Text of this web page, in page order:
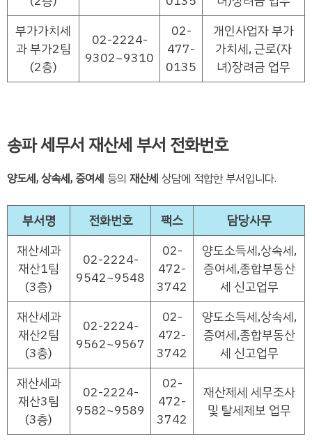
부가가치세
과 부가2팀
(2층)
02-2224-
9302~9310
02-
477-
0135
개인사업자 부가
가치세, 근로(자
녀)장려금 업무
송파 세무서 재산세 부서 전화번호
양도세, 상속세, 증여세 등의 재산세 상담에 적합한 부서입니다.
부서명 전화번호 팩스
담당사무
재산세과
재산1팀
(3층)
02-2224-
9542~9548
02-
472-
3742
양도소득세,상속세,
증여세,종합부동산
세 신고업무
재산세과
재산2팀
(3층)
02-2224-
9562~9567
02-
472-
3742
양도소득세,상속세,
증여세,종합부동산
세 신고업무
재산세과
재산3팀
(3층)
02-2224-
9582~9589
02-
472-
3742
재산제세 세무조사
및 탈세제보 업무